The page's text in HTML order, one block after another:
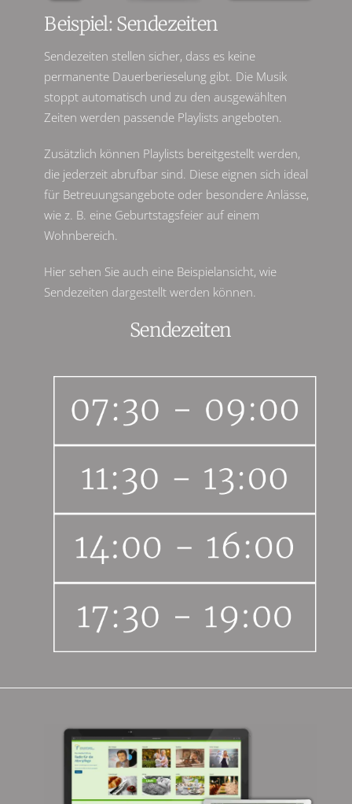
Beispiel: Sendezeiten
Sendezeiten stellen sicher, dass es keine
permanente Dauerberieselung gibt. Die Musik
stoppt automatisch und zu den ausgewählten
Zeiten werden passende Playlists angeboten.
Zusätzlich können Playlists bereitgestellt werden,
die jederzeit abrufbar sind. Diese eignen sich ideal
für Betreuungsangebote oder besondere Anlässe,
wie z. B. eine Geburtstagsfeier auf einem
Wohnbereich.
Hier sehen Sie auch eine Beispielansicht, wie
Sendezeiten dargestellt werden können.
Sendezeiten